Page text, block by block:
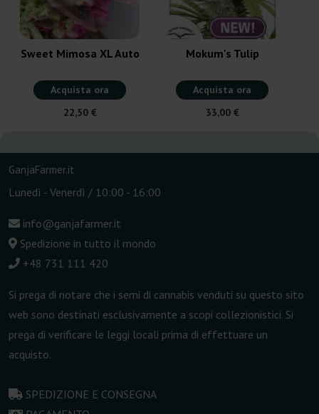
Sweet Mimosa XL Auto
Acquista ora
22,50 €
Mokum's Tulip
Acquista ora
33,00 €
GanjaFarmer.it
Lunedì - Venerdì / 10:00 - 16:00
info@ganjafarmer.it
Spedizione in tutto il mondo
+48 731 111 420
Si prega di notare che i semi di cannabis venduti su questo sito
web sono destinati esclusivamente a scopi collezionistici. Si
prega di verificare le leggi locali prima di effettuare un
acquisto.
SPEDIZIONE E CONSEGNA